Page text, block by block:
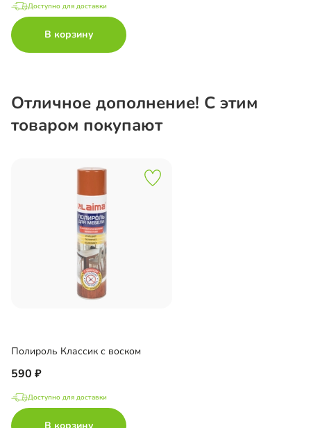
Доступно для доставки
В корзину
Отличное дополнение! С этим
товаром покупают
Полироль Классик с воском
590
Доступно для доставки